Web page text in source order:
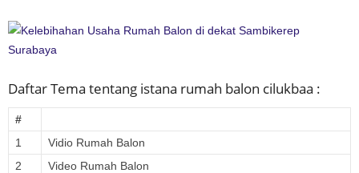
Daftar Tema tentang istana rumah balon cilukbaa :
#
1
Vidio Rumah Balon
2
Video Rumah Balon